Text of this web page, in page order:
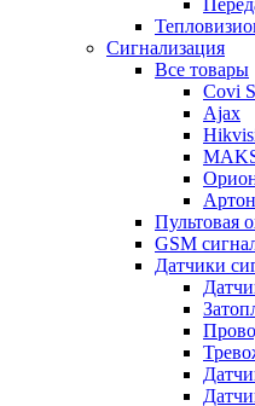
Сигнализация
Все товары
Covi
Ajax
Артон
Пультовая
GSM
Датчики